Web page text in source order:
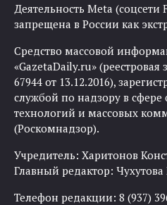
Деятельность Meta (соцсети
запрещена в России как
Средство массовой
«GazetaDaily.ru»
67944 от 13.12.2016),
службой по надзору в
технологий и массовых
(Роскомнадзор).
Учредитель: Харитонов
Главный редактор:
Телефон редакции: 8 (937)